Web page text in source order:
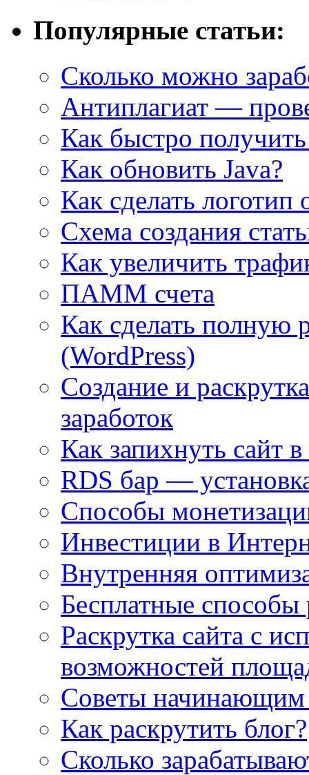
Популярные статьи:
Сколько можно
Антиплагиат —
Как быстро
Как обновить Java?
Как сделать логотип
Cхема создания
Как увеличить
ПАММ счета
Как сделать полную
(WordPress)
Создание и
заработок
Как запихнуть сайт
RDS бар —
Способы
Инвестиции в
Внутренняя
Бесплатные способы
Раскрутка сайта с
возможностей
Советы начинающим
Как раскрутить блог?
Cколько